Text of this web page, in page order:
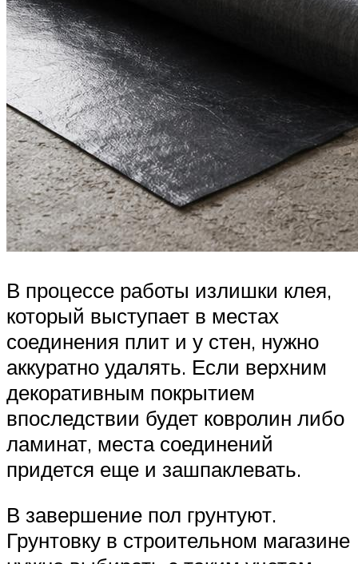
В процессе работы излишки клея,
который выступает в местах
соединения плит и у стен, нужно
аккуратно удалять. Если верхним
декоративным покрытием
впоследствии будет ковролин либо
ламинат, места соединений
придется еще и зашпаклевать.
В завершение пол грунтуют.
Грунтовку в строительном магазине